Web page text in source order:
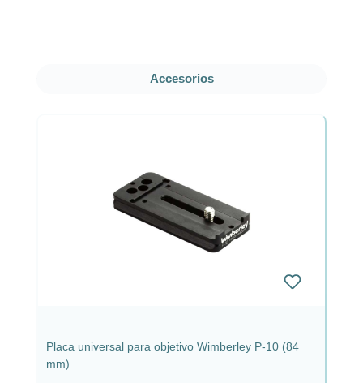
Omitir la galería de productos
Accesorios
Placa universal para objetivo Wimberley P-10 (84
mm)